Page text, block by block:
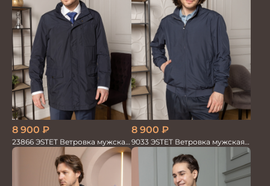
8 900 ₽
23866 ЭSTET Ветровка мужская
синий
8 900 ₽
9033 ЭSTET Ветровка мужская
синий